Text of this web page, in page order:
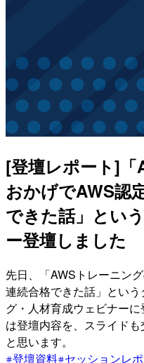
[登壇レポート]
おかげでAWS認
できた話」とい
ー登壇しました
先日、「AWSトレーニン
連続合格できた話」とい
グ・人材育成ウェビナー
は登壇内容を、スライド
と思います。
登壇資料 セッションレ